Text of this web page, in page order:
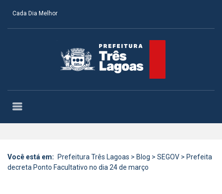
Cada Dia Melhor
Você está em: Prefeitura Três Lagoas > Blog > SEGOV > Prefeita
decreta Ponto Facultativo no dia 24 de março